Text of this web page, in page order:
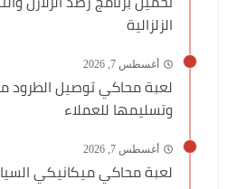
الزلزالية
أغسطس 7, 2026
لعبة محاكي توصيل
وتسليمها للعملاء
أغسطس 7, 2026
لعبة محاكي ميكانيكي